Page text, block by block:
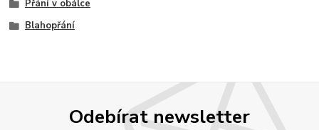
Přání v obálce
Blahopřání
Odebírat newsletter